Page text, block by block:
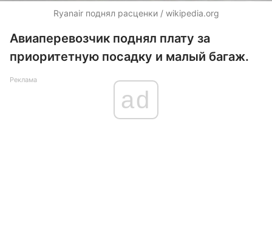
Ryanair поднял расценки / wikipedia.org
Авиаперевозчик поднял плату за
приоритетную посадку и малый багаж.
Реклама
ad